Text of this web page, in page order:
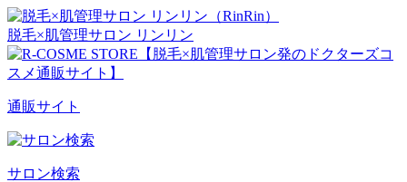
脱毛×肌管理サロン リンリン
通販サイト
サロン検索